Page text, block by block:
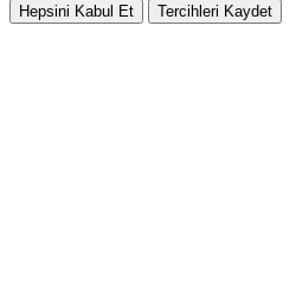
Hepsini Kabul Et Tercihleri Kaydet